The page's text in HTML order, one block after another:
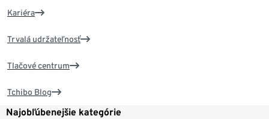
Kariéra
Trvalá udržateľnosť
Tlačové centrum
Tchibo Blog
Najobľúbenejšie kategórie